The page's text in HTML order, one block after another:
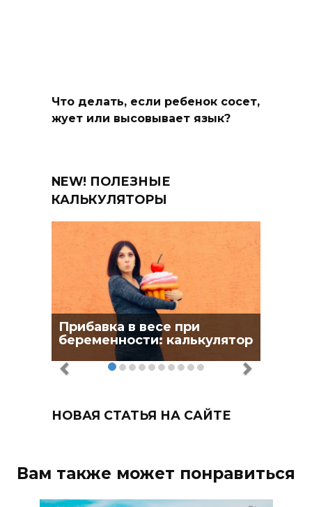
Прибавка в весе при
беременности: калькулятор
НОВАЯ СТАТЬЯ НА САЙТЕ